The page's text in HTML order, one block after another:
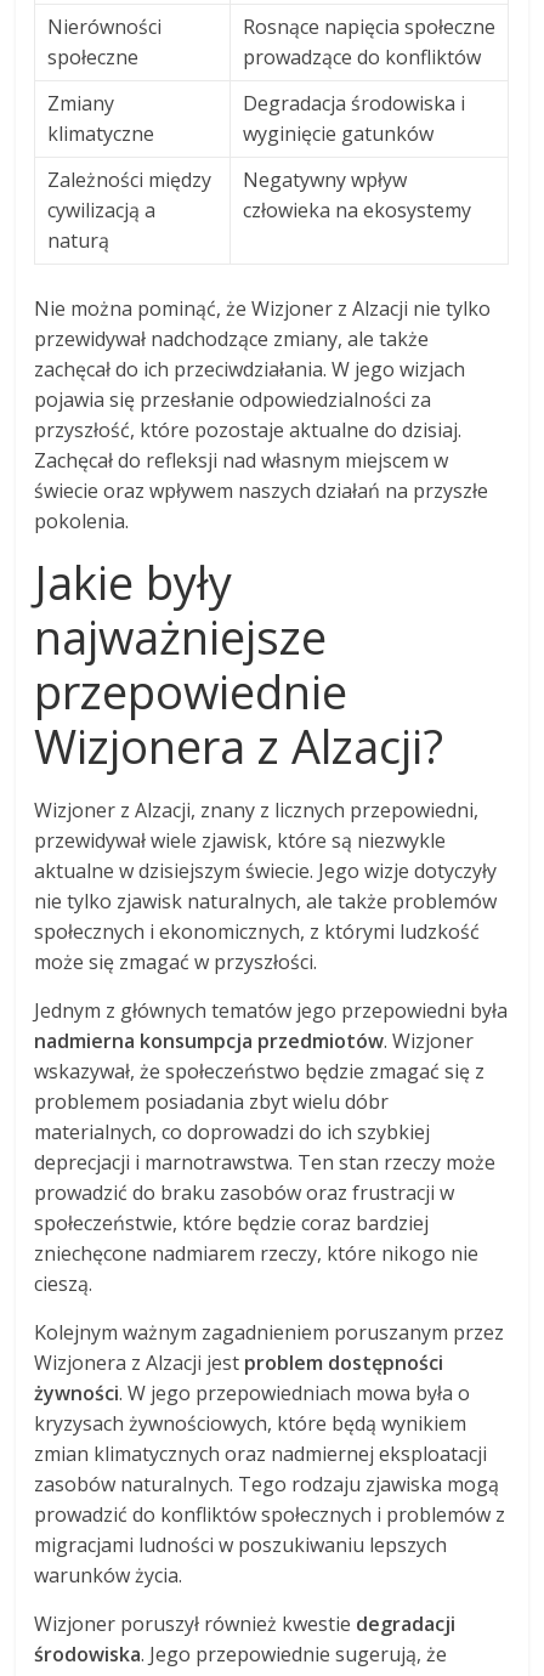
Nierówności
społeczne
Rosnące napięcia społeczne
prowadzące do konfliktów
Zmiany
klimatyczne
Degradacja środowiska i
wyginięcie gatunków
Zależności między
cywilizacją a
naturą
Negatywny wpływ
człowieka na ekosystemy
Nie można pominąć, że Wizjoner z Alzacji nie tylko
przewidywał nadchodzące zmiany, ale także
zachęcał do ich przeciwdziałania. W jego wizjach
pojawia się przesłanie odpowiedzialności za
przyszłość, które pozostaje aktualne do dzisiaj.
Zachęcał do refleksji nad własnym miejscem w
świecie oraz wpływem naszych działań na przyszłe
pokolenia.
Jakie były
najważniejsze
przepowiednie
Wizjonera z Alzacji?
Wizjoner z Alzacji, znany z licznych przepowiedni,
przewidywał wiele zjawisk, które są niezwykle
aktualne w dzisiejszym świecie. Jego wizje dotyczyły
nie tylko zjawisk naturalnych, ale także problemów
społecznych i ekonomicznych, z którymi ludzkość
może się zmagać w przyszłości.
Jednym z głównych tematów jego przepowiedni była
nadmierna konsumpcja przedmiotów. Wizjoner
wskazywał, że społeczeństwo będzie zmagać się z
problemem posiadania zbyt wielu dóbr
materialnych, co doprowadzi do ich szybkiej
deprecjacji i marnotrawstwa. Ten stan rzeczy może
prowadzić do braku zasobów oraz frustracji w
społeczeństwie, które będzie coraz bardziej
zniechęcone nadmiarem rzeczy, które nikogo nie
cieszą.
Kolejnym ważnym zagadnieniem poruszanym przez
Wizjonera z Alzacji jest problem dostępności
żywności. W jego przepowiedniach mowa była o
kryzysach żywnościowych, które będą wynikiem
zmian klimatycznych oraz nadmiernej eksploatacji
zasobów naturalnych. Tego rodzaju zjawiska mogą
prowadzić do konfliktów społecznych i problemów z
migracjami ludności w poszukiwaniu lepszych
warunków życia.
Wizjoner poruszył również kwestie degradacji
środowiska. Jego przepowiednie sugerują, że